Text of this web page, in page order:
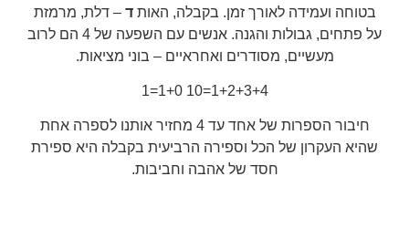
בטוחה ועמידה לאורך זמן. בקבלה, האותד – דלת, מרמזת
על פתחים, גבולות והגנה. אנשים עם השפעה של 4 הם לרוב
מעשיים, מסודרים ואחראיים – בוני מציאות.
1+2+3+4=10 1+0=1
חיבור הספרות של אחד עד 4 מחזיר אותנו לספרה אחת
שהיא העקרון של הכל וספירה הרביעית בקבלה היא ספירת
חסד של אהבה וחביבות.